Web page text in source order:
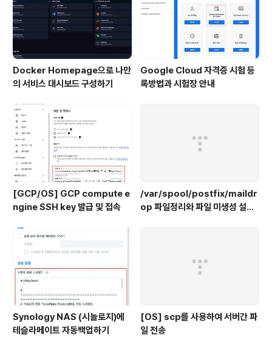
Docker Homepage으로 나만
의 서비스 대시보드 구성하기
Google Cloud 자격증 시험 등
록방법과 시험장 안내
[GCP/OS] GCP compute e
ngine SSH key 발급 및 접속
/var/spool/postfix/maildr
op 파일정리와 파일 미생성 설정
Synology NAS (시놀로지)에
테슬라메이트 자동백업하기
[OS] scp를 사용하여 서버간 파
일 전송